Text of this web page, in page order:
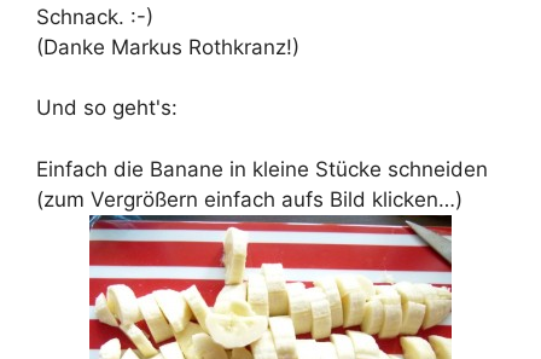
Schnack. :-)
(Danke Markus Rothkranz!)
Und so geht's:
Einfach die Banane in kleine Stücke schneiden
(zum Vergrößern einfach aufs Bild klicken…)